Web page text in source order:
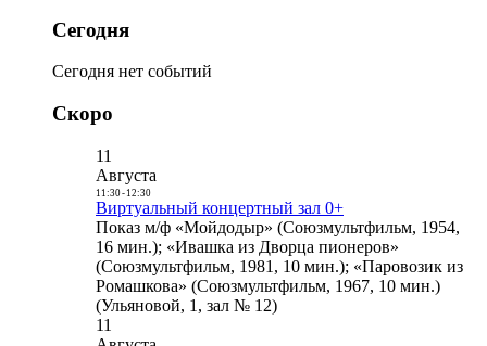
Сегодня
Сегодня нет событий
Скоро
11
Августа
11:30- 12:30
Виртуальный концертный зал 0+
Показ м/ф «Мойдодыр» (Союзмультфильм, 1954,
16 мин.); «Ивашка из Дворца пионеров»
(Союзмультфильм, 1981, 10 мин.); «Паровозик из
Ромашкова» (Союзмультфильм, 1967, 10 мин.)
(Ульяновой, 1, зал № 12)
11